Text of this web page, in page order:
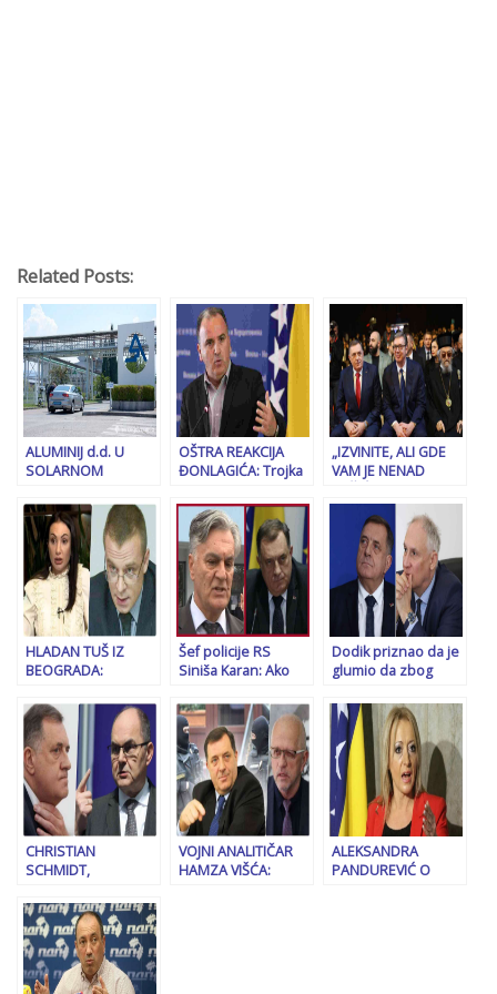
Related Posts:
ALUMINIJ d.d. U
SOLARNOM
ugašene tvornice
glinice u Mostaru
gradit će se dvije
elektrane od 4,99
MW
OŠTRA REAKCIJA
ĐONLAGIĆA: Trojka
“Dobrodošli u RS”
na granici Bosne i
Hercegovine?!
„IZVINITE, ALI GDE
VAM JE NENAD
A NI DAKIĆA
NEMA…“: Burne
reakcije iz Srbije
nakon istupa
Milorada Dodika…
HLADAN TUŠ IZ
BEOGRADA:
naljutio Dodikovu
kćerku, uslijedile su
brojne reakcije iz
Srbije…
Šef policije RS
Siniša Karan: Ako
donosimo radikalnu
odluku koja će iz
korijena promijeniti
BiH
Dodik priznao da je
glumio da zbog
dolaziti na suđenja.
Oglasio se doktor
Vranić koji je tvrdio
da može
CHRISTIAN
SCHMIDT,
“Milorad Dodik je
prešao CRVENU
LINIJU!”
VOJNI ANALITIČAR
HAMZA VIŠĆA:
ALEKSANDRA
PANDUREVIĆ O